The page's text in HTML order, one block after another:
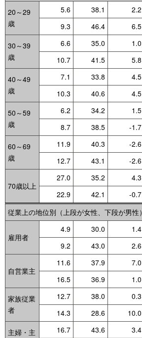
20～29
歳
5.6 38.1 2.2
9.3
46.4 6.5
30～39
歳
6.6 35.0 1.0
10.7
41.5 5.8
40～49
歳
7.1 33.8 4.5
10.3
40.6 4.5
50～59
歳
6.2 34.2 1.5
8.7
38.5 -1.7
60～69
歳
11.9 40.3 -2.6
12.7
43.1 -2.6
70歳以上
27.0 35.2 4.3
22.9
42.1 -0.7
従業上の地位別（上段が女性、下段が男性）
雇用者
4.9 30.0 1.4
9.2
43.0 2.6
自営業主
11.6 37.9 7.0
16.5
36.9 1.0
家族従業
者
12.7 38.0 0.3
14.3
28.6 10.0
主婦・主
16.7 43.6 3.4